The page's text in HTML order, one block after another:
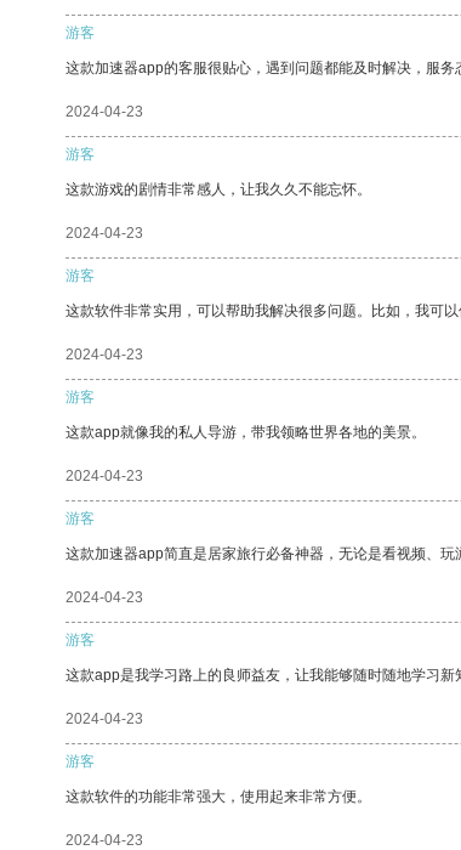
游客
这款加速器app的客服很贴心，遇到问题都能及时解决，服务
2024-04-23
游客
这款游戏的剧情非常感人，让我久久不能忘怀。
2024-04-23
游客
这款软件非常实用，可以帮助我解决很多问题。比如，我可
2024-04-23
游客
这款app就像我的私人导游，带我领略世界各地的美景。
2024-04-23
游客
这款加速器app简直是居家旅行必备神器，无论是看视频、
2024-04-23
游客
这款app是我学习路上的良师益友，让我能够随时随地学习新
2024-04-23
游客
这款软件的功能非常强大，使用起来非常方便。
2024-04-23